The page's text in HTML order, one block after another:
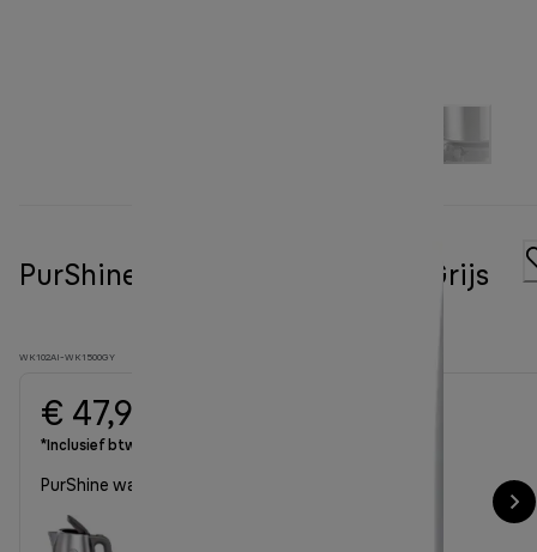
PurShine waterkoker WK 1500 Grijs
WK102AI-WK1500GY
€ 47,90
*Inclusief btw
PurShine waterkoker WK 1500 Grijs